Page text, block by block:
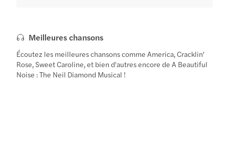
Meilleures chansons
Écoutez les meilleures chansons comme America, Cracklin'
Rose, Sweet Caroline, et bien d'autres encore de A Beautiful
Noise : The Neil Diamond Musical !